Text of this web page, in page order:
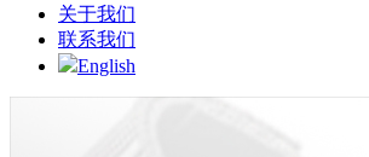
关于我们
联系我们
English